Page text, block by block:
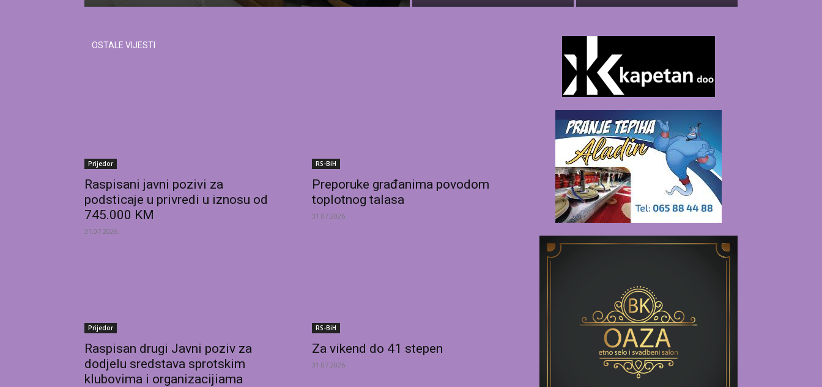
OSTALE VIJESTI
Prijedor
Raspisani javni pozivi za
podsticaje u privredi u iznosu od
745.000 KM
31.07.2026.
RS-BiH
Preporuke građanima povodom
toplotnog talasa
31.07.2026.
Prijedor
Raspisan drugi Javni poziv za
dodjelu sredstava sprotskim
klubovima i organizacijiama
RS-BiH
Za vikend do 41 stepen
31.07.2026.